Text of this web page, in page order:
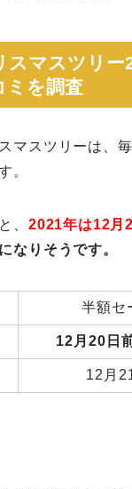
スマスツリー
ミを調査
マスツリーは、
。
、 2021年は12月
なりそうです。
半額セ
12月20日
12月